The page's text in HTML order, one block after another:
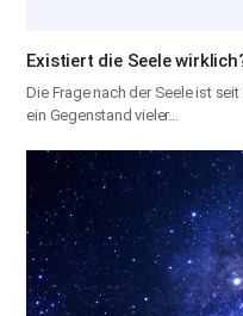
Existiert die Seele
Die Frage nach der Seele ist
ein Gegenstand vieler…